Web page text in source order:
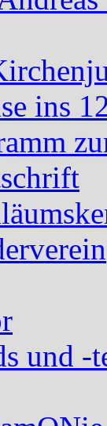
ins
und -